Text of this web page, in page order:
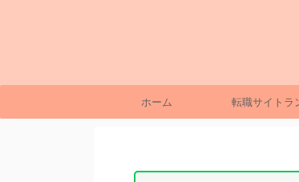
ホーム 転職サイトラ